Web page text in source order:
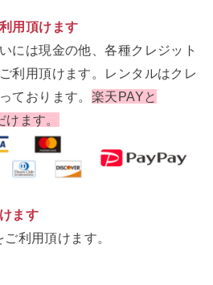
用頂けます
には現金の他、各種クレジット
利用頂けます。レンタルはクレ
ております。 楽天PAYと
ます。
ます
利用頂けます。